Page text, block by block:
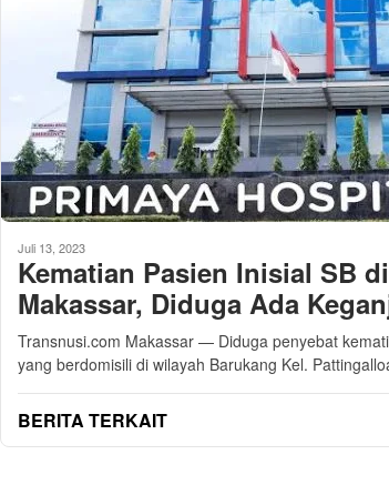
Juli 13, 2023
Kematian Pasien Inisial SB
Makassar, Diduga Ada
Transnusi.com Makassar — Diduga penyebat
yang berdomisili di wilayah Barukang Kel.
BERITA TERKAIT